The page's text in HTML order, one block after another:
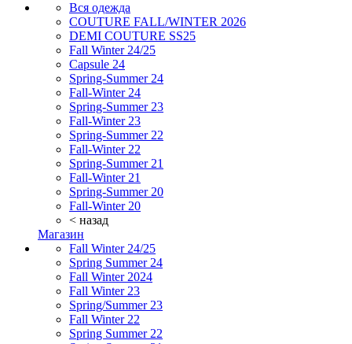
Вся одежда
COUTURE FALL/WINTER 2026
DEMI COUTURE SS25
Fall Winter 24/25
Capsule 24
Spring-Summer 24
Fall-Winter 24
Spring-Summer 23
Fall-Winter 23
Spring-Summer 22
Fall-Winter 22
Spring-Summer 21
Fall-Winter 21
Spring-Summer 20
Fall-Winter 20
< назад
Магазин
Fall Winter 24/25
Spring Summer 24
Fall Winter 2024
Fall Winter 23
Spring/Summer 23
Fall Winter 22
Spring Summer 22